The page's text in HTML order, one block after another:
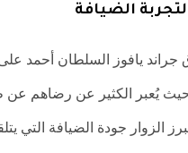
لتجربة الضيافة
جراند يافوز السلطان أحمد
حيث يُعبر الكثير عن رضاهم عن
الزوار جودة الضيافة التي